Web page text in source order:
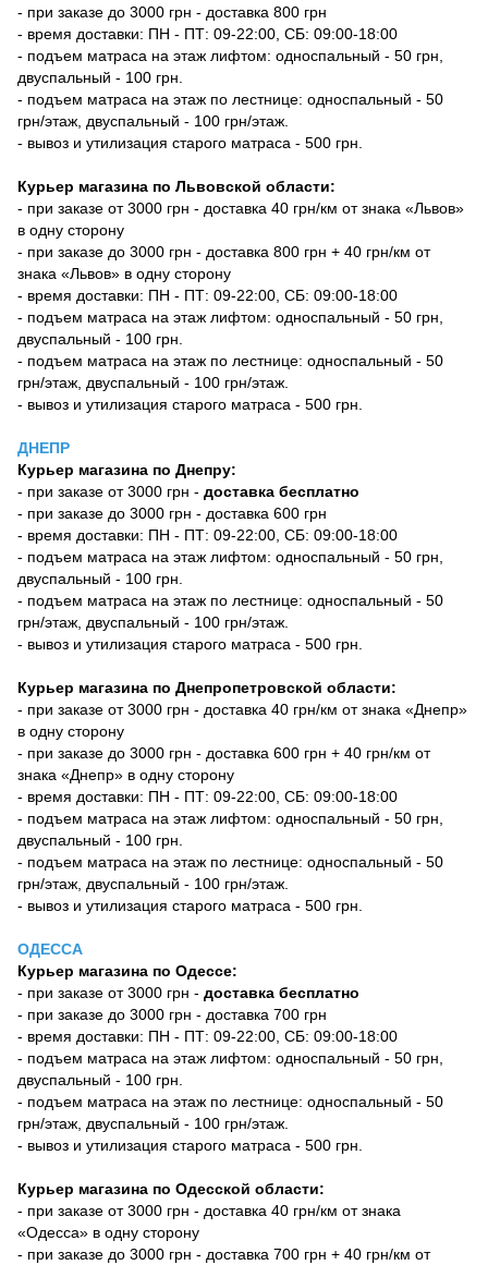
- при заказе до 3000 грн - доставка 800 грн
- время доставки: ПН - ПТ: 09-22:00, СБ: 09:00-18:00
- подъем матраса на этаж лифтом: односпальный - 50 грн,
двуспальный - 100 грн.
- подъем матраса на этаж по лестнице: односпальный - 50
грн/этаж, двуспальный - 100 грн/этаж.
- вывоз и утилизация старого матраса - 500 грн.
Курьер магазина по Львовской области:
- при заказе от 3000 грн - доставка 40 грн/км от знака «Львов»
в одну сторону
- при заказе до 3000 грн - доставка 800 грн + 40 грн/км от
знака «Львов» в одну сторону
- время доставки: ПН - ПТ: 09-22:00, СБ: 09:00-18:00
- подъем матраса на этаж лифтом: односпальный - 50 грн,
двуспальный - 100 грн.
- подъем матраса на этаж по лестнице: односпальный - 50
грн/этаж, двуспальный - 100 грн/этаж.
- вывоз и утилизация старого матраса - 500 грн.
ДНЕПР
Курьер магазина по Днепру:
- при заказе от 3000 грн - доставка бесплатно
- при заказе до 3000 грн - доставка 600 грн
- время доставки: ПН - ПТ: 09-22:00, СБ: 09:00-18:00
- подъем матраса на этаж лифтом: односпальный - 50 грн,
двуспальный - 100 грн.
- подъем матраса на этаж по лестнице: односпальный - 50
грн/этаж, двуспальный - 100 грн/этаж.
- вывоз и утилизация старого матраса - 500 грн.
Курьер магазина по Днепропетровской области:
- при заказе от 3000 грн - доставка 40 грн/км от знака «Днепр»
в одну сторону
- при заказе до 3000 грн - доставка 600 грн + 40 грн/км от
знака «Днепр» в одну сторону
- время доставки: ПН - ПТ: 09-22:00, СБ: 09:00-18:00
- подъем матраса на этаж лифтом: односпальный - 50 грн,
двуспальный - 100 грн.
- подъем матраса на этаж по лестнице: односпальный - 50
грн/этаж, двуспальный - 100 грн/этаж.
- вывоз и утилизация старого матраса - 500 грн.
ОДЕССА
Курьер магазина по Одессе:
- при заказе от 3000 грн - доставка бесплатно
- при заказе до 3000 грн - доставка 700 грн
- время доставки: ПН - ПТ: 09-22:00, СБ: 09:00-18:00
- подъем матраса на этаж лифтом: односпальный - 50 грн,
двуспальный - 100 грн.
- подъем матраса на этаж по лестнице: односпальный - 50
грн/этаж, двуспальный - 100 грн/этаж.
- вывоз и утилизация старого матраса - 500 грн.
Курьер магазина по Одесской области:
- при заказе от 3000 грн - доставка 40 грн/км от знака
«Одесса» в одну сторону
- при заказе до 3000 грн - доставка 700 грн + 40 грн/км от